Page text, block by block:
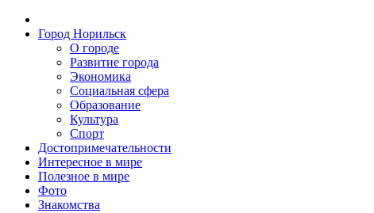
Город Норильск
О городе
Развитие города
Экономика
Социальная сфера
Образование
Культура
Спорт
Достопримечательности
Интересное в мире
Полезное в мире
Фото
Знакомства